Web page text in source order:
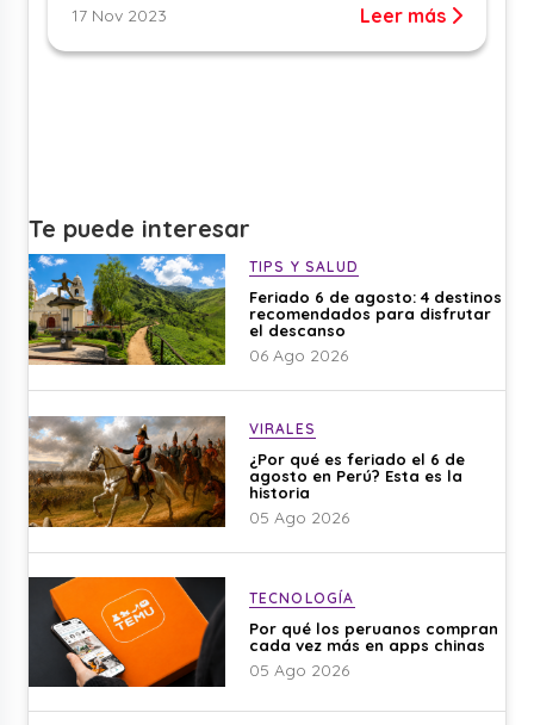
17 Nov 2023 Leer más
Te puede interesar
TIPS Y SALUD
Feriado 6 de agosto: 4 destinos
recomendados para disfrutar
el descanso
06 Ago 2026
VIRALES
¿Por qué es feriado el 6 de
agosto en Perú? Esta es la
historia
05 Ago 2026
TECNOLOGÍA
Por qué los peruanos compran
cada vez más en apps chinas
05 Ago 2026